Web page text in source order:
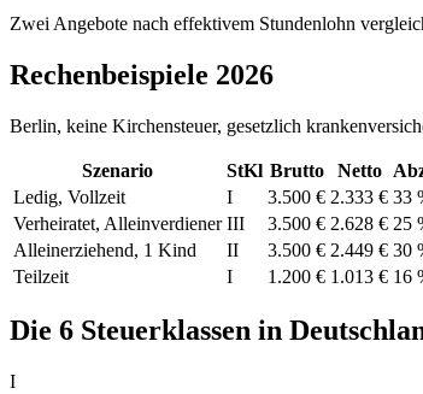
Zwei Angebote nach effektivem Stundenlohn
Rechenbeispiele 2026
Berlin, keine Kirchensteuer, gesetzlich
Szenario StKl Brutto Netto
Ledig, Vollzeit
I 3.500 € 2.333 € 33
Verheiratet, Alleinverdiener III 3.500 € 2.628 € 25
Alleinerziehend, 1 Kind
II 3.500 € 2.449 € 30
Teilzeit
I 1.200 € 1.013 € 16
Die 6 Steuerklassen in
I